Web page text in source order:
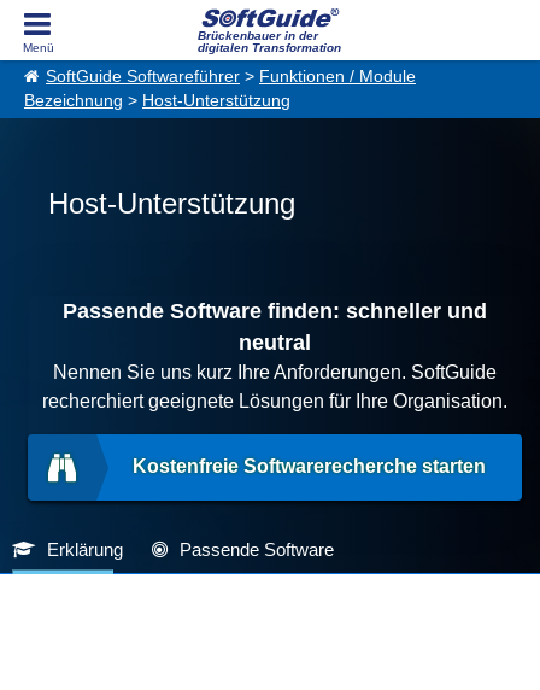
Brückenbauer in der
digitalen Transformation
SoftGuide Softwareführer > Funktionen / Module
Bezeichnung > Host-Unterstützung
Host-Unterstützung
Passende Software finden: schneller und
neutral
Nennen Sie uns kurz Ihre Anforderungen. SoftGuide
recherchiert geeignete Lösungen für Ihre Organisation.
Kostenfreie Softwarerecherche starten
Erklärung Passende Software